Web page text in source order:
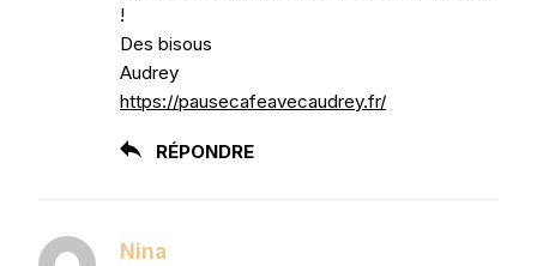
!
Des bisous
Audrey
https://pausecafeavecaudrey.fr/
RÉPONDRE
Nina